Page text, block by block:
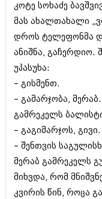
კოტე სოხაძე
მას ახალთახალი
დროს ტელეფონმა
ანიშნა, გაჩერდიო.
უპასუხა:
– გისმენთ.
– გამარჯობა,
გამრეკელს
– გაგიმარჯოს, გივი.
– შენთვის
მერაბ გამრეკელს
მიხვდა, რომ
კვირის წინ, როცა